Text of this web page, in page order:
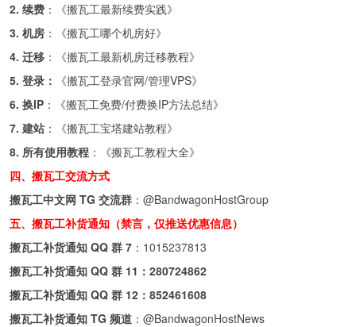
2. 续费 ：《搬瓦工最新续费实践》
3. 机房 ：《搬瓦工哪个机房好》
4. 迁移 ：《搬瓦工最新机房迁移教程》
5. 登录：
《搬瓦工登录官网/管理VPS》
6. 换IP ：《搬瓦工免费/付费换IP方法总结》
7. 建站 ：《搬瓦工宝塔建站教程》
8. 所有使用教程 ：《搬瓦工教程大全》
四、搬瓦工交流方式
搬瓦工中文网 TG 交流群 ： @BandwagonHostGroup
五、搬瓦工补货通知（禁言，仅推送优惠信息）
搬瓦工补货通知 QQ 群 7 ： 1015237813
搬瓦工补货通知 QQ 群 11： 280724862
搬瓦工补货通知 QQ 群 12： 852461608
搬瓦工补货通知 TG 频道 ： @BandwagonHostNews